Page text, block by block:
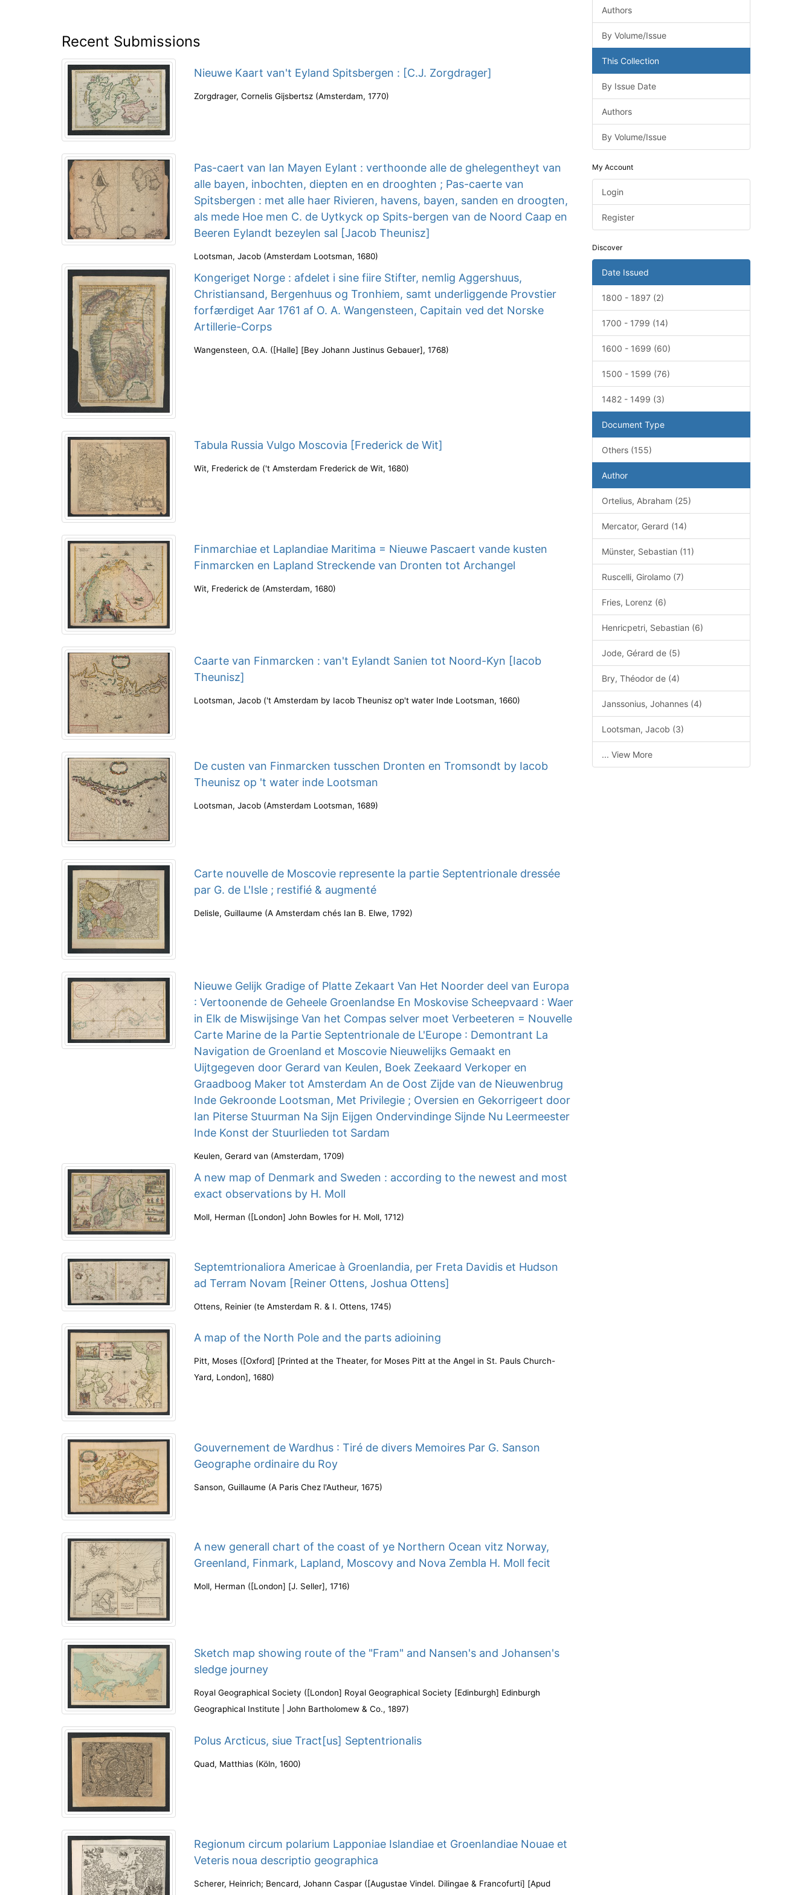
Recent Submissions
Nieuwe Kaart van't Eyland Spitsbergen : [C.J. Zorgdrager]
Zorgdrager, Cornelis Gijsbertsz (Amsterdam,1770)
Pas-caert van Ian Mayen Eylant : verthoonde alle de ghelegentheyt van
alle bayen, inbochten, diepten en en drooghten ; Pas-caerte van
Spitsbergen : met alle haer Rivieren, havens, bayen, sanden en droogten,
als mede Hoe men C. de Uytkyck op Spits-bergen van de Noord Caap en
Beeren Eylandt bezeylen sal [Jacob Theunisz]
Lootsman, Jacob (Amsterdam Lootsman,1680)
Kongeriget Norge : afdelet i sine fiire Stifter, nemlig Aggershuus,
Christiansand, Bergenhuus og Tronhiem, samt underliggende Provstier
forfærdiget Aar 1761 af O. A. Wangensteen, Capitain ved det Norske
Artillerie-Corps
Wangensteen, O.A. ([Halle] [Bey Johann Justinus Gebauer],1768)
Tabula Russia Vulgo Moscovia [Frederick de Wit]
Wit, Frederick de ('t Amsterdam Frederick de Wit,1680)
Finmarchiae et Laplandiae Maritima = Nieuwe Pascaert vande kusten
Finmarcken en Lapland Streckende van Dronten tot Archangel
Wit, Frederick de (Amsterdam,1680)
Caarte van Finmarcken : van't Eylandt Sanien tot Noord-Kyn [Iacob
Theunisz]
Lootsman, Jacob ('t Amsterdam by Iacob Theunisz op't water Inde Lootsman,1660)
De custen van Finmarcken tusschen Dronten en Tromsondt by Iacob
Theunisz op 't water inde Lootsman
Lootsman, Jacob (Amsterdam Lootsman,1689)
Carte nouvelle de Moscovie represente la partie Septentrionale dressée
par G. de L'Isle ; restifié & augmenté
Delisle, Guillaume (A Amsterdam chés Ian B. Elwe,1792)
Nieuwe Gelijk Gradige of Platte Zekaart Van Het Noorder deel van Europa
: Vertoonende de Geheele Groenlandse En Moskovise Scheepvaard : Waer
in Elk de Miswijsinge Van het Compas selver moet Verbeeteren = Nouvelle
Carte Marine de la Partie Septentrionale de L'Europe : Demontrant La
Navigation de Groenland et Moscovie Nieuwelijks Gemaakt en
Uijtgegeven door Gerard van Keulen, Boek Zeekaard Verkoper en
Graadboog Maker tot Amsterdam An de Oost Zijde van de Nieuwenbrug
Inde Gekroonde Lootsman, Met Privilegie ; Oversien en Gekorrigeert door
Ian Piterse Stuurman Na Sijn Eijgen Ondervindinge Sijnde Nu Leermeester
Inde Konst der Stuurlieden tot Sardam
Keulen, Gerard van (Amsterdam,1709)
A new map of Denmark and Sweden : according to the newest and most
exact observations by H. Moll
Moll, Herman ([London] John Bowles for H. Moll,1712)
Septemtrionaliora Americae à Groenlandia, per Freta Davidis et Hudson
ad Terram Novam [Reiner Ottens, Joshua Ottens]
Ottens, Reinier (te Amsterdam R. & I. Ottens,1745)
A map of the North Pole and the parts adioining
Pitt, Moses ([Oxford] [Printed at the Theater, for Moses Pitt at the Angel in St. Pauls Church-
Yard, London],1680)
Gouvernement de Wardhus : Tiré de divers Memoires Par G. Sanson
Geographe ordinaire du Roy
Sanson, Guillaume (A Paris Chez l'Autheur,1675)
A new generall chart of the coast of ye Northern Ocean vitz Norway,
Greenland, Finmark, Lapland, Moscovy and Nova Zembla H. Moll fecit
Moll, Herman ([London] [J. Seller],1716)
Sketch map showing route of the "Fram" and Nansen's and Johansen's
sledge journey
Royal Geographical Society ([London] Royal Geographical Society [Edinburgh] Edinburgh
Geographical Institute | John Bartholomew & Co.,1897)
Polus Arcticus, siue Tract[us] Septentrionalis
Quad, Matthias (Köln,1600)
Regionum circum polarium Lapponiae Islandiae et Groenlandiae Nouae et
Veteris noua descriptio geographica
Scherer, Heinrich; Bencard, Johann Caspar ([Augustae Vindel. Dilingae & Francofurti] [Apud
Authors
By Volume/Issue
This Collection
By Issue Date
Authors
By Volume/Issue
My Account
Login
Register
Discover
Date Issued
1800 - 1897 (2)
1700 - 1799 (14)
1600 - 1699 (60)
1500 - 1599 (76)
1482 - 1499 (3)
Document Type
Others (155)
Author
Ortelius, Abraham (25)
Mercator, Gerard (14)
Münster, Sebastian (11)
Ruscelli, Girolamo (7)
Fries, Lorenz (6)
Henricpetri, Sebastian (6)
Jode, Gérard de (5)
Bry, Théodor de (4)
Janssonius, Johannes (4)
Lootsman, Jacob (3)
... View More